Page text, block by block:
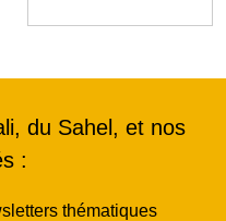
du Sahel, et nos
:
thématiques